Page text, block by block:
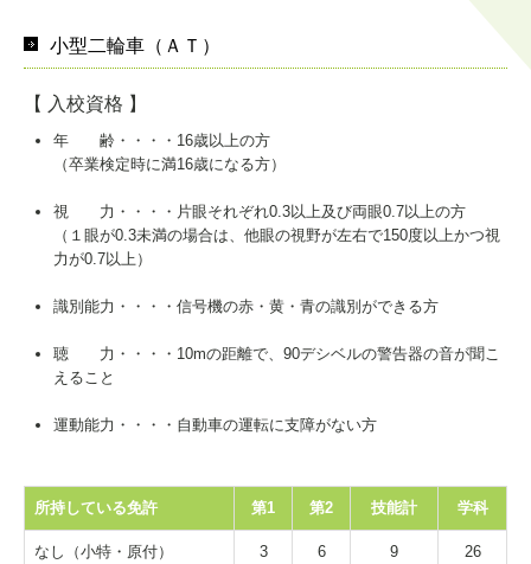
小型二輪車（ＡＴ）
【 入校資格 】
年 齢・・・・16歳以上の方
（卒業検定時に満16歳になる方）
視 力・・・・片眼それぞれ0.3以上及び両眼0.7以上の方
（１眼が0.3未満の場合は、他眼の視野が左右で150度以上かつ視
力が0.7以上）
識別能力・・・・信号機の赤・黄・青の識別ができる方
聴 力・・・・10mの距離で、90デシベルの警告器の音が聞こ
えること
運動能力・・・・自動車の運転に支障がない方
所持している免許 第1 第2 技能計 学科
なし（小特・原付） 3 6 9 26